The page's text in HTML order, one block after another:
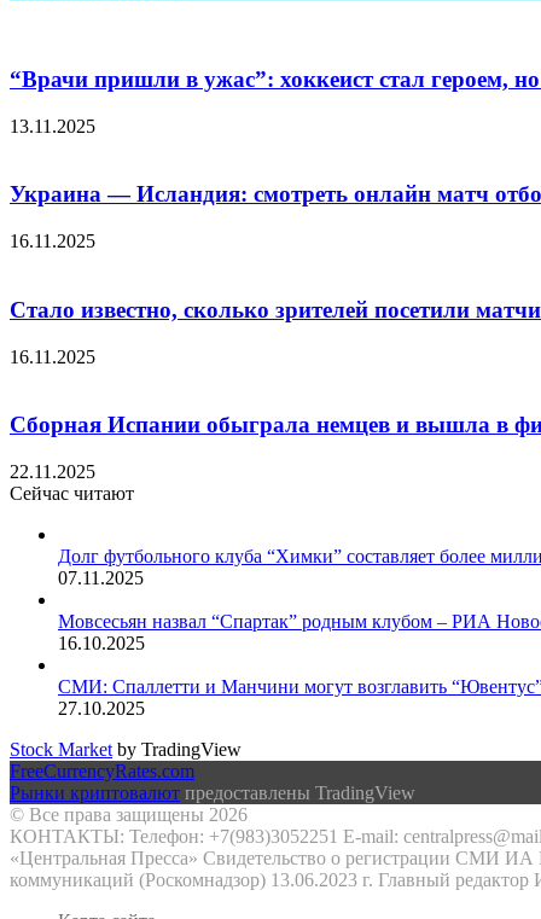
“Врачи пришли в ужас”: хоккеист стал героем,
13.11.2025
Украина — Исландия: смотреть онлайн матч
16.11.2025
Стало известно, сколько зрителей посетили
16.11.2025
Сборная Испании обыграла немцев и вышла в
22.11.2025
Сейчас читают
Долг футбольного клуба “Химки” составляет более
07.11.2025
Мовсесьян назвал “Спартак” родным клубом – РИА
16.10.2025
СМИ: Спаллетти и Манчини могут возглавить
27.10.2025
Stock Market by TradingView
FreeCurrencyRates.com
Рынки криптовалют предоставлены TradingView
© Все права защищены 2026
КОНТАКТЫ: Телефон: +7(983)3052251 E-mail:
«Центральная Пресса» Свидетельство о регистрации СМИ
коммуникаций (Роскомнадзор) 13.06.2023 г. Главный